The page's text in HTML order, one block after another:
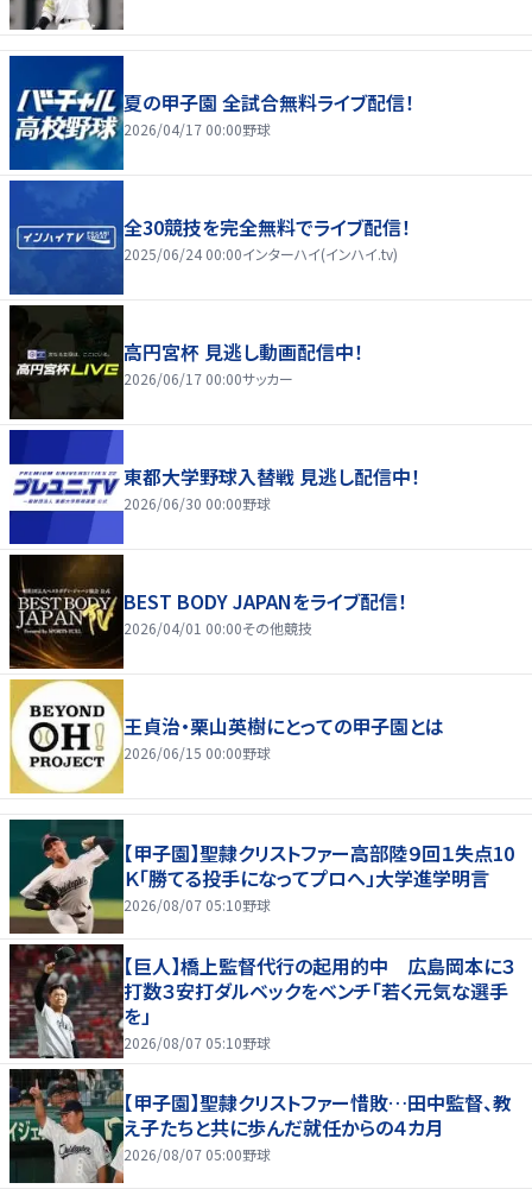
夏の甲子園 全試合無料ライブ配信！
2026/04/17 00:00野球
全30競技を完全無料でライブ配信！
2025/06/24 00:00インターハイ(インハイ.tv)
高円宮杯 見逃し動画配信中！
2026/06/17 00:00サッカー
東都大学野球入替戦 見逃し配信中！
2026/06/30 00:00野球
BEST BODY JAPANをライブ配信！
2026/04/01 00:00その他競技
王貞治・栗山英樹にとっての甲子園とは
2026/06/15 00:00野球
【甲子園】聖隷クリストファー高部陸９回１失点10
Ｋ「勝てる投手になってプロへ」大学進学明言
2026/08/07 05:10野球
【巨人】橋上監督代行の起用的中 広島岡本に３
打数３安打ダルベックをベンチ「若く元気な選手
を」
2026/08/07 05:10野球
【甲子園】聖隷クリストファー惜敗…田中監督、教
え子たちと共に歩んだ就任からの４カ月
2026/08/07 05:00野球